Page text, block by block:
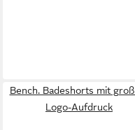
Bench. Badeshorts mit
Logo-Aufdruck